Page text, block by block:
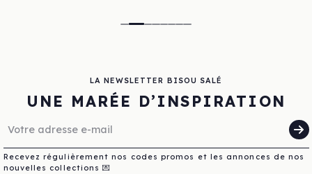
LA NEWSLETTER BISOU SALÉ
UNE MARÉE D’INSPIRATION
Recevez régulièrement nos codes promos et les annonces de nos
nouvelles collections 💌